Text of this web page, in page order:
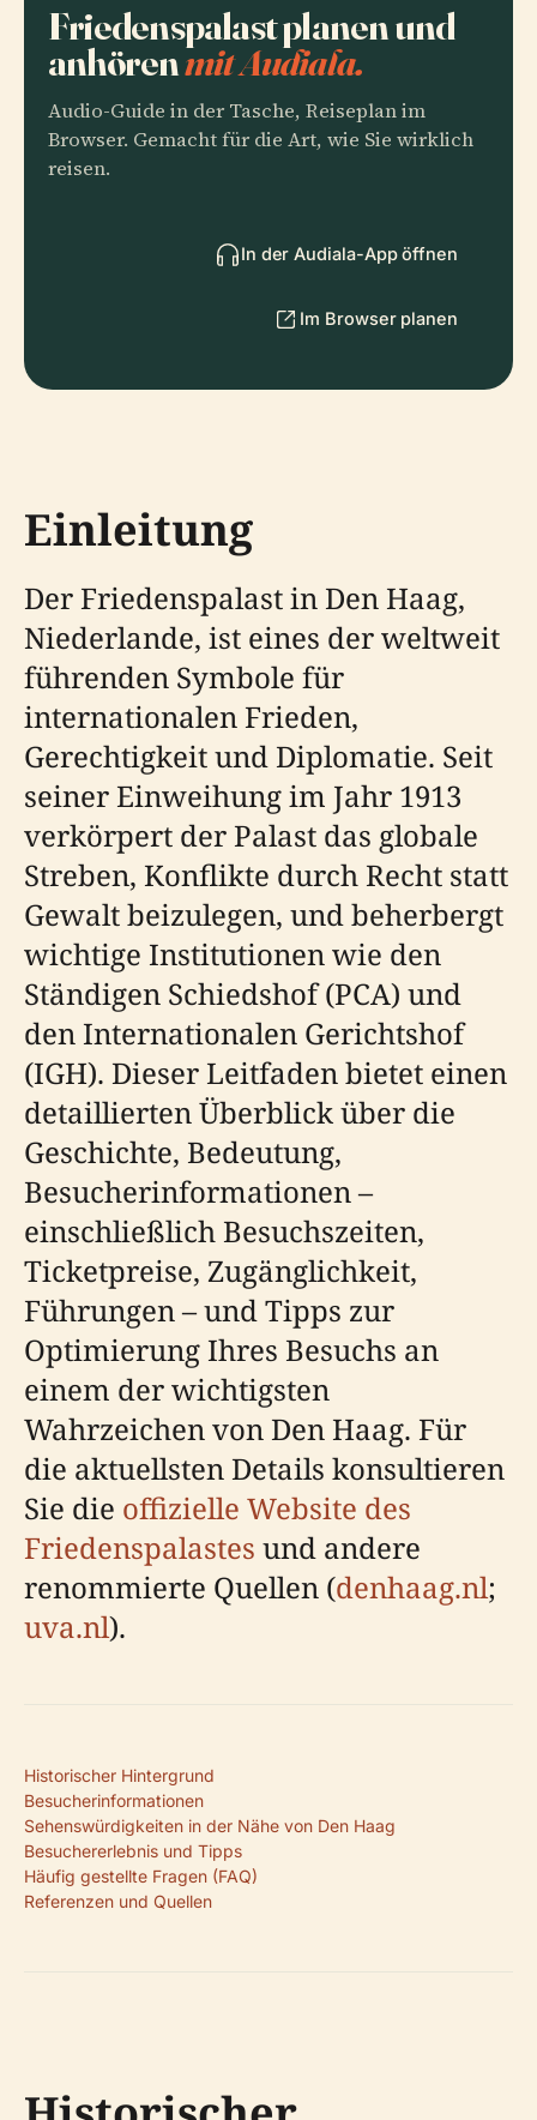
Friedenspalast planen und
anhörenmit Audiala.
Audio-Guide in der Tasche, Reiseplan im
Browser. Gemacht für die Art, wie Sie wirklich
reisen.
In der Audiala-App öffnen
Im Browser planen
Einleitung
Der Friedenspalast in Den Haag,
Niederlande, ist eines der weltweit
führenden Symbole für
internationalen Frieden,
Gerechtigkeit und Diplomatie. Seit
seiner Einweihung im Jahr 1913
verkörpert der Palast das globale
Streben, Konflikte durch Recht statt
Gewalt beizulegen, und beherbergt
wichtige Institutionen wie den
Ständigen Schiedshof (PCA) und
den Internationalen Gerichtshof
(IGH). Dieser Leitfaden bietet einen
detaillierten Überblick über die
Geschichte, Bedeutung,
Besucherinformationen –
einschließlich Besuchszeiten,
Ticketpreise, Zugänglichkeit,
Führungen – und Tipps zur
Optimierung Ihres Besuchs an
einem der wichtigsten
Wahrzeichen von Den Haag. Für
die aktuellsten Details konsultieren
Sie die offizielle Website des
Friedenspalastes und andere
renommierte Quellen (denhaag.nl;
uva.nl).
Historischer Hintergrund
Besucherinformationen
Sehenswürdigkeiten in der Nähe von Den Haag
Besuchererlebnis und Tipps
Häufig gestellte Fragen (FAQ)
Referenzen und Quellen